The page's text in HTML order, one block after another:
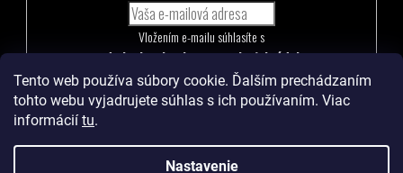
Tento web používa súbory cookie. Ďalším prechádzaním
tohto webu vyjadrujete súhlas s ich používaním. Viac
informácií tu.
Nastavenie
podmienkami ochrany osobných údajov
PRIHLÁSIŤ